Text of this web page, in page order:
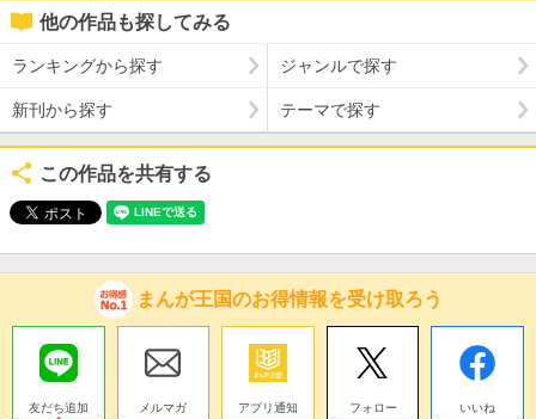
他の作品も探してみる
ランキングから探す ジャンルで探す
新刊から探す テーマで探す
この作品を共有する
まんが王国のお得情報を受け取ろう
友だち追加
メルマガ アプリ通知 フォロー いいね